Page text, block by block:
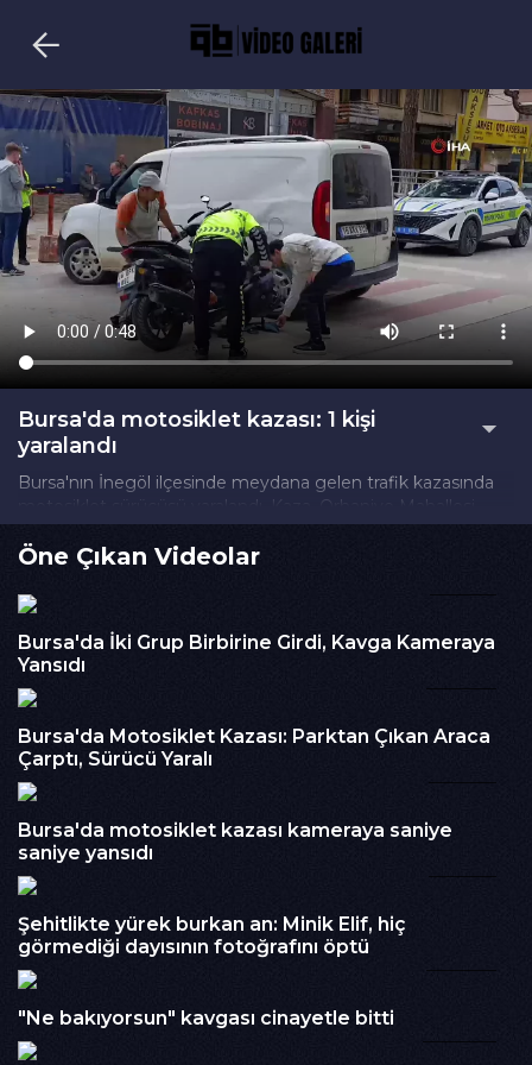
Bursa'da motosiklet kazası: 1 kişi
yaralandı
Bursa'nın İnegöl ilçesinde meydana gelen trafik kazasında
motosiklet sürücüsü yaralandı. Kaza, Orhaniye Mahallesi
Ankara Caddesi üzerinde saat 15.00 sıralarında
gerçekleşti.Edinilen bilgilere göre, 20 yaşındaki Şefik Ç.
yönetimindeki motosiklet ile Talha Ş. idaresindeki hafif ticari
araç çarpıştı. Motosikletin, park halindeki aracın yola çıkması
sürücüye ilk müdahale çevredeki esnaf tarafından yapıldı.
Olay yerine gelen sağlık ekipleri, yaralıyı ambulansla İnegöl
Devlet Hastanesi'ne kaldırdı.Polis ekipleri kazayla ilgili
İzlenme : 313
Kategori :
Embed Kodu :
Öne Çıkan Videolar
Bursa'da İki Grup Birbirine Girdi, Kavga Kameraya
Yansıdı
Bursa'da Motosiklet Kazası: Parktan Çıkan Araca
Çarptı, Sürücü Yaralı
Bursa'da motosiklet kazası kameraya saniye
saniye yansıdı
Şehitlikte yürek burkan an: Minik Elif, hiç
görmediği dayısının fotoğrafını öptü
"Ne bakıyorsun" kavgası cinayetle bitti